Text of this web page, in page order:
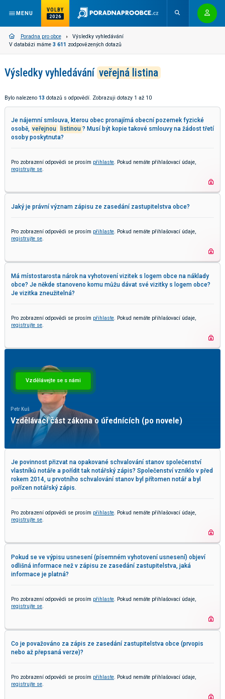
MENU
VOLBY
2026
Poradna pro obce
Výsledky vyhledávání
V databázi máme 3 611 zodpovězených dotazů
Výsledky vyhledávání veřejná listina
Bylo nalezeno 13 dotazů s odpovědí. Zobrazuji dotazy 1 až 10
Je nájemní smlouva, kterou obec pronajímá obecní pozemek fyzické
osobě, veřejnou listinou ? Musí být kopie takové smlouvy na žádost třetí
osoby poskytnuta?
Pro zobrazení odpovědi se prosím přihlaste. Pokud nemáte přihlašovací údaje,
registrujte se.
Jaký je právní význam zápisu ze zasedání zastupitelstva obce?
Pro zobrazení odpovědi se prosím přihlaste. Pokud nemáte přihlašovací údaje,
registrujte se.
Má místostarosta nárok na vyhotovení vizitek s logem obce na náklady
obce? Je někde stanoveno komu můžu dávat své vizitky s logem obce?
Je vizitka zneužitelná?
Pro zobrazení odpovědi se prosím přihlaste. Pokud nemáte přihlašovací údaje,
registrujte se.
Kuš
část zákona o úřednících (po novele)
Vzdělávejte se s námi
Je povinnost přizvat na opakované schvalování stanov společenství
vlastníků notáře a pořídit tak notářský zápis? Společenství vzniklo v před
rokem 2014, u prvotního schvalování stanov byl přítomen notář a byl
pořízen notářský zápis.
Pro zobrazení odpovědi se prosím přihlaste. Pokud nemáte přihlašovací údaje,
registrujte se.
Pokud se ve výpisu usnesení (písemném vyhotovení usnesení) objeví
odlišná informace než v zápisu ze zasedání zastupitelstva, jaká
informace je platná?
Pro zobrazení odpovědi se prosím přihlaste. Pokud nemáte přihlašovací údaje,
registrujte se.
Co je považováno za zápis ze zasedání zastupitelstva obce (prvopis
nebo až přepsaná verze)?
Pro zobrazení odpovědi se prosím přihlaste. Pokud nemáte přihlašovací údaje,
registrujte se.